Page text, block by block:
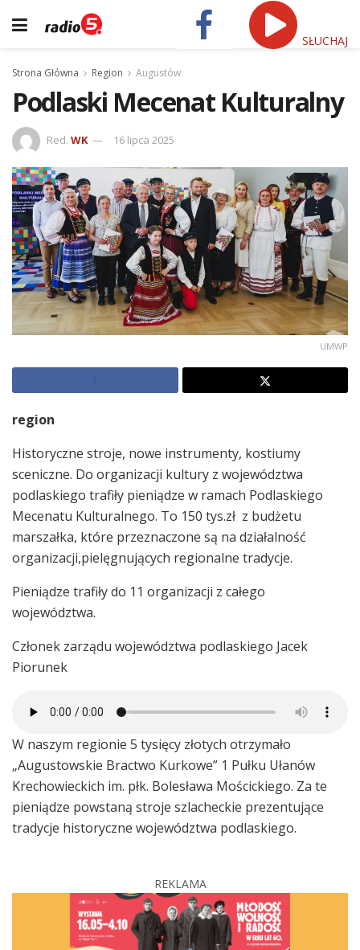
SŁUCHAJ
Strona Główna Region Augustów
Podlaski Mecenat Kulturalny
Red. WK 16 lipca 2025
UMWP
region
Historyczne stroje, nowe instrumenty, kostiumy
sceniczne. Do organizacji kultury z województwa
podlaskiego trafiły pieniądze w ramach Podlaskiego
Mecenatu Kulturalnego. To 150 tys.zł z budżetu
marszałka, które przeznaczone są na działalność
organizacji,pielęgnujących regionalne tradycje.
Pieniądze trafiły do 11 organizacji z całego
województwa.
Członek zarządu województwa podlaskiego Jacek
Piorunek
W naszym regionie 5 tysięcy złotych otrzymało
„Augustowskie Bractwo Kurkowe” 1 Pułku Ułanów
Krechowieckich im. płk. Bolesława Mościckiego. Za te
pieniądze powstaną stroje szlacheckie prezentujące
tradycje historyczne województwa podlaskiego.
REKLAMA